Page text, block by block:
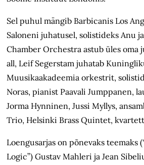
Sel puhul mängib Barbicanis Los
Saloneni juhatusel, solistideks Anu
Chamber Orchestra astub üles oma
all, Leif Segerstam juhatab
Muusikaakadeemia orkestrit,
Noras, pianist Paavali Jumppanen,
Jorma Hynninen, Jussi Myllys,
Trio, Helsinki Brass Quintet,
Loengusarjas on põnevaks teemaks
Logic”) Gustav Mahleri ja Jean